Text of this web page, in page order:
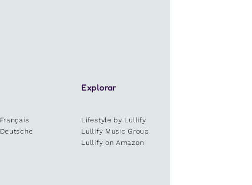
Français
Deutsche
Explorar
Lifestyle by Lullify
Lullify Music Group
Lullify on Amazon